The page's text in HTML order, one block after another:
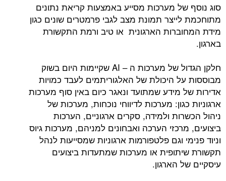
סוג נוסף של מערכות מסייע באמצעות קריאת נתונים
מתוחכמת לייצר תמונת מצב לגבי פרמטרים שונים כגון
מידת המחוברות הארגונית או טיב ורמת התקשורת
בארגון.
חלקן הגדול של מערכות ה – AI שקיימות היום בשוק
מבוססות על היכולת של האלגוריתמים לעבד כמויות
אדירות של מידע שמתועד ונאגר כיום באין סוף מערכות
ארגוניות כגון: מערכות לדיווחי נוכחות, מערכות של
ניהול הכשרות ולמידה, סקרים ארגוניים, הערכות
ביצועים, מרכזי הערכה ואבחונים למניהם, מערכות גיוס
וניוד פנימי וגם פלטפורמות ארגוניות שמסייעות לנהל
תקשורת שיתופית או מערכות שמתעדות ביצועים
עיסקיים של הארגון.